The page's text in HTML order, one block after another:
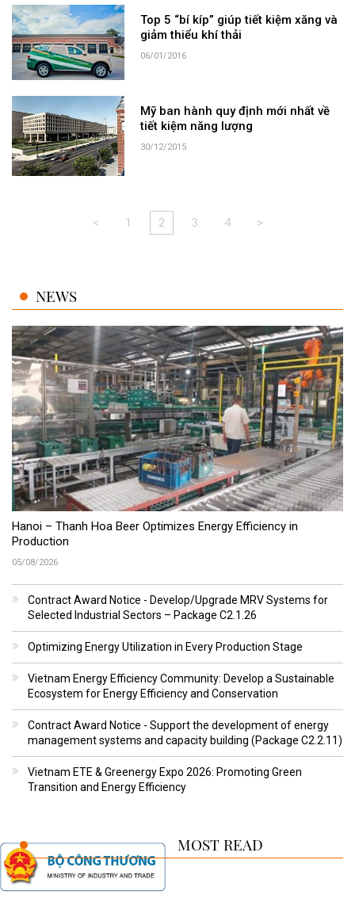
Top 5 “bí kíp” giúp tiết kiệm xăng và
giảm thiểu khí thải
06/01/2016
Mỹ ban hành quy định mới nhất về
tiết kiệm năng lượng
30/12/2015
< 1 2 3 4 >
NEWS
Hanoi – Thanh Hoa Beer Optimizes Energy Efficiency in
Production
05/08/2026
Contract Award Notice - Develop/Upgrade MRV Systems for
Selected Industrial Sectors – Package C2.1.26
Optimizing Energy Utilization in Every Production Stage
Vietnam Energy Efficiency Community: Develop a Sustainable
Ecosystem for Energy Efficiency and Conservation
Contract Award Notice - Support the development of energy
management systems and capacity building (Package C2.2.11)
Vietnam ETE & Greenergy Expo 2026: Promoting Green
Transition and Energy Efficiency
MOST READ